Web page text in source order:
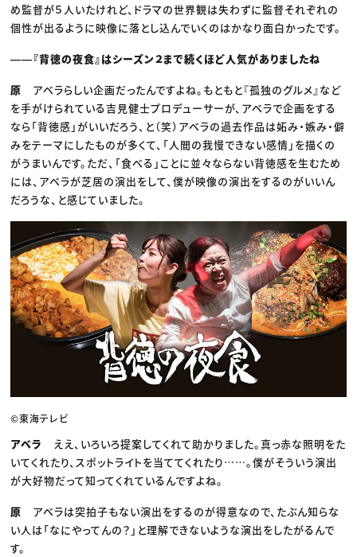
め監督が５人いたけれど、ドラマの世界観は失わずに監督それぞれの
個性が出るように映像に落とし込んでいくのはかなり面白かったです。
――『背徳の夜食』はシーズン２まで続くほど人気がありましたね
原 アベラらしい企画だったんですよね。もともと『孤独のグルメ』など
を手がけられている吉見健士プロデューサーが、アベラで企画をする
なら「背徳感」がいいだろう、と（笑）アベラの過去作品は妬み・嫉み・僻
みをテーマにしたものが多くて、「人間の我慢できない感情」を描くの
がうまいんです。ただ、「食べる」ことに並々ならない背徳感を生むため
には、アベラが芝居の演出をして、僕が映像の演出をするのがいいん
だろうな、と感じていました。
©東海テレビ
アベラ
ええ、いろいろ提案してくれて助かりました。真っ赤な照明をた
いてくれたり、スポットライトを当ててくれたり……。僕がそういう演出
が大好物だって知ってくれているんですよね。
原 アベラは突拍子もない演出をするのが得意なので、たぶん知らな
い人は「なにやってんの？」と理解できないような演出をしたがるんで
す。